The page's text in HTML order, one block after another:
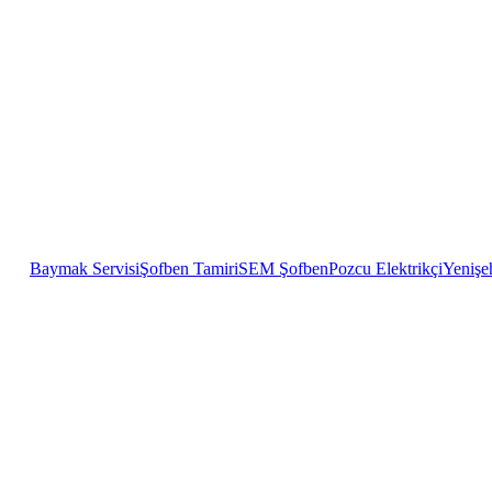
Baymak ServisiŞofben TamiriSEM ŞofbenPozcu Elektrikçi